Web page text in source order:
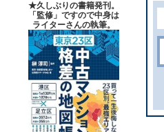
★久しぶりの書籍発刊。
「監修」ですので中身は
ライターさんの執筆。